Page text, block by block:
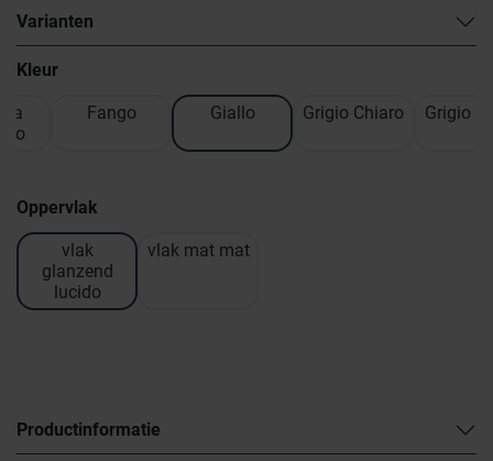
Varianten
Kleur
Fango Giallo Grigio Chiaro Grigio
Oppervlak
vlak
glanzend
lucido
vlak mat mat
Productinformatie